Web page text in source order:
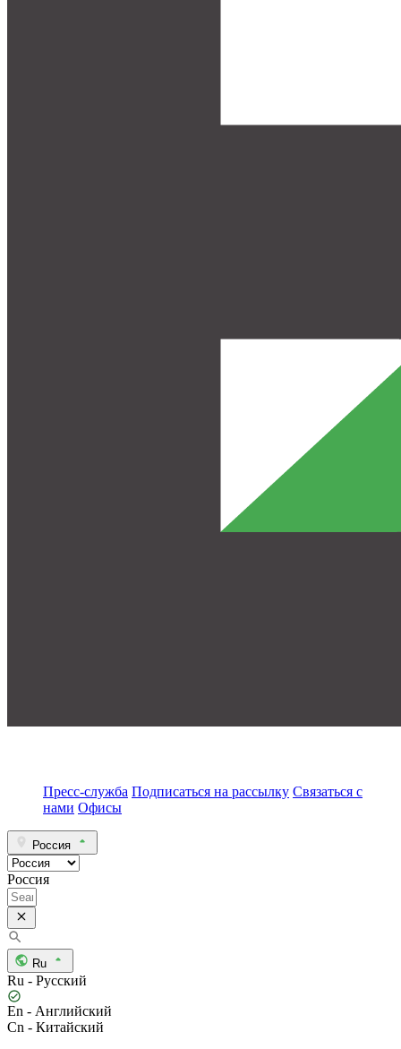
Пресс-служба Подписаться на рассылку Связаться с
нами Офисы
Россия
Россия
Ru
Ru - Русский
En - Английский
Cn - Китайский